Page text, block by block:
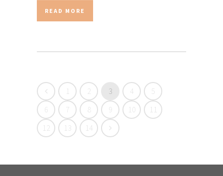
READ MORE
1 2 3 4
5
7 8 10
11
12
13 14